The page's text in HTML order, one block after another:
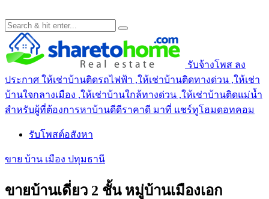
รับจ้างโพส ลง
ประกาศ ให้เช่าบ้านติดรถไฟฟ้า ,ให้เช่าบ้านติดทางด่วน ,ให้เช่า
บ้านใจกลางเมือง ,ให้เช่าบ้านใกล้ทางด่วน ,ให้เช่าบ้านติดแม่น้ำ
สำหรับผู้ที่ต้องการหาบ้านดีดีราคาดี มาที่ แชร์ทูโฮมดอทคอม
รับโพสต์อสังหา
ขาย บ้าน เมือง ปทุมธานี
ขายบ้านเดี่ยว 2 ชั้น หมู่บ้านเมืองเอก